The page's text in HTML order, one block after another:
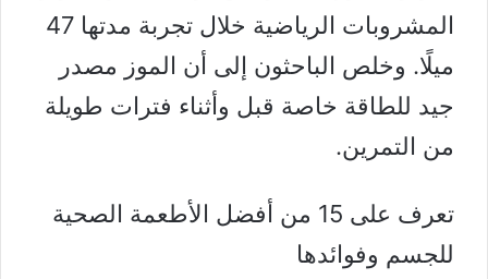
المشروبات الرياضية خلال تجربة مدتها 47
ميلًا. وخلص الباحثون إلى أن الموز مصدر
جيد للطاقة خاصة قبل وأثناء فترات طويلة
من التمرين.
تعرف على 15 من أفضل الأطعمة الصحية
للجسم وفوائدها